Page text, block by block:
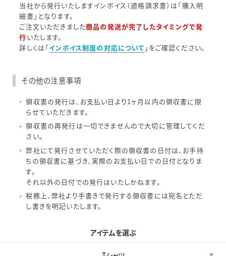
当社から発行いたしますインボイス（適格請求書）は「購入明
細書」となります。
ご注文いただきました商品の発送が完了したタイミングで発
行いたします。
詳しくは「インボイス制度の対応について 」をご確認ください。
その他の注意事項
領収書の発行は、お支払い日より1ヶ月以内の領収書に限
らせていただきます。
領収書の再発行は一切できませんので大切に管理してくだ
さい。
弊社にて発行させていただく際の領収書の日付は、お手持
ちの領収書に基づき、実際のお支払い日での日付となりま
す。
それ以外の日付での発行はいたしかねます。
税務上、弊社より手書きで発行する領収書には宛名とただ
し書きを明記いたします。
アイテムを選ぶ